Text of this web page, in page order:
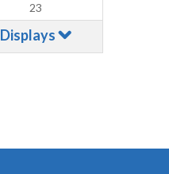
23
Displays